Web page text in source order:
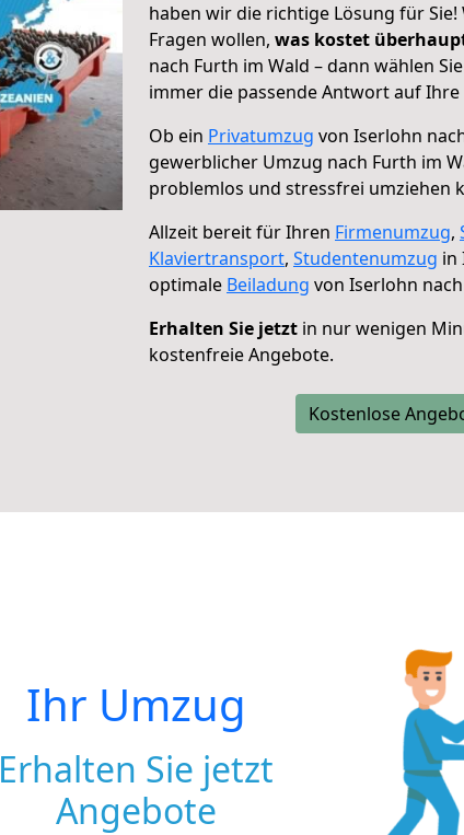
haben wir die richtige Lösung für
Fragen wollen, was kostet
nach Furth im Wald – dann wählen
immer die passende Antwort auf Ihre
Ob ein Privatumzug von Iserlohn
gewerblicher Umzug nach Furth im
problemlos und stressfrei umziehen
Allzeit bereit für Ihren Firmenumzug,
Klaviertransport, Studentenumzug in
optimale Beiladung von Iserlohn
Erhalten Sie jetzt in nur wenigen
kostenfreie Angebote.
Kostenlose
Ihr Umzug
Erhalten Sie jetzt
Angebote